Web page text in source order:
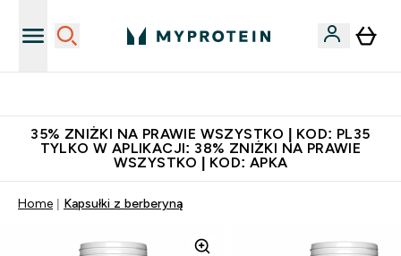
35% ZNIŻKI NA PRAWIE WSZYSTKO | KOD: PL35
TYLKO W APLIKACJI: 38% ZNIŻKI NA PRAWIE
WSZYSTKO | KOD: APKA
Home Kapsułki z berberyną